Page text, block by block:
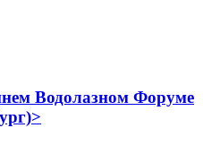
Водолазном Форуме